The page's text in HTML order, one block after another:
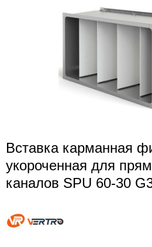
Вставка карманная
укороченная для
каналов SPU 60-30